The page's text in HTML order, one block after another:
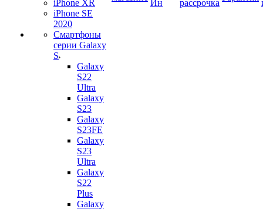
iPhone XR
iPhone SE
2020
Смартфоны
серии Galaxy
S
Galaxy
S22
Ultra
Galaxy
S23
Galaxy
S23FE
Galaxy
S23
Ultra
Galaxy
S22
Plus
Galaxy
Ин
рассрочка